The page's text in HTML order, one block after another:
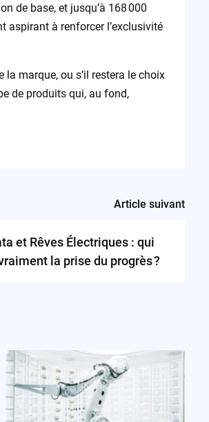
de base, et jusqu’à 168 000
aspirant à renforcer l’exclusivité
la marque, ou s’il restera le choix
de produits qui, au fond,
Article suivant
et Rêves Électriques : qui
la prise du progrès ?